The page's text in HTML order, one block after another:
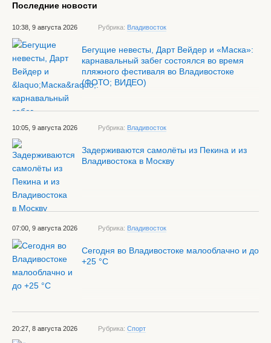
Последние новости
10:38, 9 августа 2026 Рубрика: Владивосток
Бегущие невесты, Дарт Вейдер и «Маска»:
карнавальный забег состоялся во время
пляжного фестиваля во Владивостоке
(ФОТО; ВИДЕО)
10:05, 9 августа 2026 Рубрика: Владивосток
Задерживаются самолёты из Пекина и из
Владивостока в Москву
07:00, 9 августа 2026 Рубрика: Владивосток
Сегодня во Владивостоке малооблачно и до
+25 °С
20:27, 8 августа 2026 Рубрика: Спорт